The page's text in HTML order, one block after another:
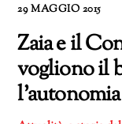
29 MAGGIO 2015
Zaia e il
vogliono il